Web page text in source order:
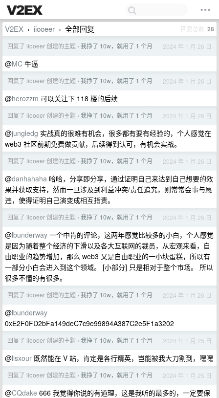
V2EX › iiooeer › 全部回复 回复总数 28
回复了 iiooeer 创建的主题 › 我挣了 10w，就用了 1 个月 2024 年 1 月 26 日
@MC 牛逼
回复了 iiooeer 创建的主题 › 我挣了 10w，就用了 1 个月 2024 年 1 月 26 日
@herozzm 可以关注下 118 楼的后续
回复了 iiooeer 创建的主题 › 我挣了 10w，就用了 1 个月 2024 年 1 月 26 日
@jungledg 实战真的很难有机会，很多都有要有经验的，个人感觉在
web3 社区前期免费做贡献，后续得到认可，有机会实战。
回复了 iiooeer 创建的主题 › 我挣了 10w，就用了 1 个月 2024 年 1 月 26 日
@danhahaha 哈哈，分享即分享，通过证明自己来达到自己想要的效
果并获取支持，然而一旦涉及到利益冲突/责任追究，则常常会事与愿
违，使得证明自己演变成相互指责。
回复了 iiooeer 创建的主题 › 我挣了 10w，就用了 1 个月 2024 年 1 月 26 日
@lbunderway 一个中肯的评论，这两年感觉比较多的小白，个人感觉
是因为随着整个经济的下滑以及各大互联网的裁员，从宏观来看，自
由职业的趋势增加，那么 web3 又是自由职业的一小块蛋糕，所以有
一部分小白会进入到这个领域。 [小部分] 只是相对于整个市场。 所以
很多不懂的有很多。
回复了 iiooeer 创建的主题 › 我挣了 10w，就用了 1 个月 2024 年 1 月 26 日
@lbunderway
0xE2F0FD2bFa149deC7c9e99894A387C2e5F1a3202
回复了 iiooeer 创建的主题 › 我挣了 10w，就用了 1 个月 2024 年 1 月 25 日
@lisxour 既然能在 V 站，肯定是各行精英，岂能被我大刀割到，嘿嘿
回复了 iiooeer 创建的主题 › 我挣了 10w，就用了 1 个月 2024 年 1 月 25 日
@CQdake 666 我觉得你说的有道理，这是我听的最多的，一定要保